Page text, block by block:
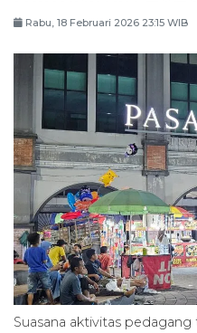
Rabu, 18 Februari 2026 23:15 WIB
Suasana aktivitas